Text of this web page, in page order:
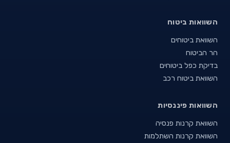
השוואות ביטוח
השוואת ביטוחים
הר הביטוח
בדיקת כפל ביטוחים
השוואת ביטוח רכב
השוואות פיננסיות
השוואת קרנות פנסיה
השוואת קרנות השתלמות